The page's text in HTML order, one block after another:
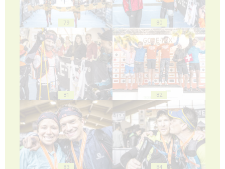
79 80
81 82
83 84